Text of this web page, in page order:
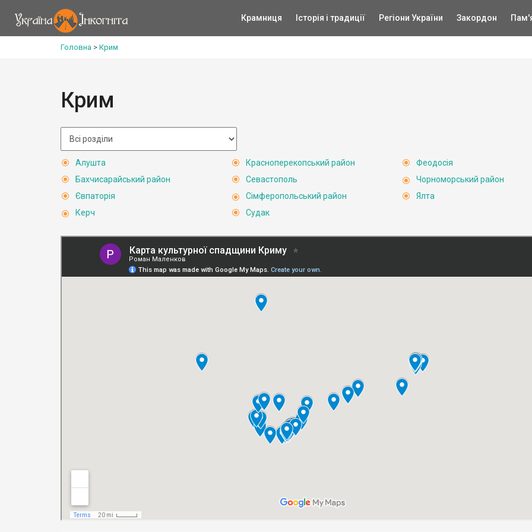
Крамниця Історія і традиції Регіони України Закордон
Головна > Крим
Крим
Алушта
Бахчисарайський район
Євпаторія
Керч
Красноперекопський район
Севастополь
Сімферопольський район
Судак
Феодосія
Чорноморський район
Ялта